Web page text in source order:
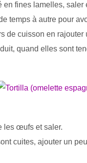
fines lamelles, saler
temps à autre pour
de cuisson en rajouter
quand elles sont
les œufs et saler.
cuites, ajouter un